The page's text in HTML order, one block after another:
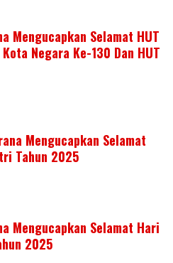
Mengucapkan Selamat HUT
Negara Ke-130 Dan HUT
Mengucapkan Selamat
Tahun 2025
Mengucapkan Selamat Hari
2025